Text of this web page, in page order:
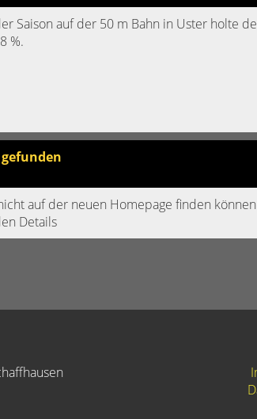
Saison auf der 50 m Bahn in Uster holte
%.
auf der neuen Homepage finden
Details